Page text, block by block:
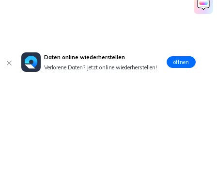
Daten online wiederherstellen
Verlorene Daten? Jetzt online wiederherstellen!
öffnen